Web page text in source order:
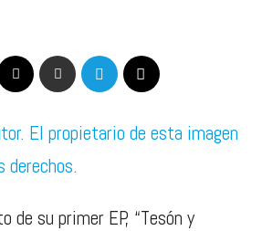
de su primer EP, “Tesón y